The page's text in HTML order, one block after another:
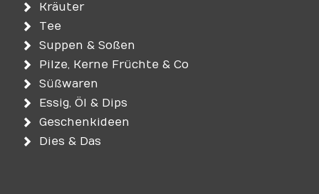
Kräuter
Tee
Suppen & Soßen
Pilze, Kerne Früchte & Co
Süßwaren
Essig, Öl & Dips
Geschenkideen
Dies & Das